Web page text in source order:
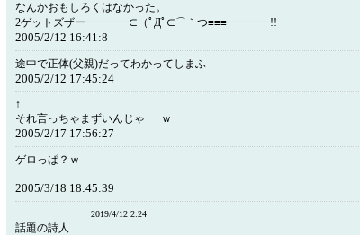
なんかおもしろくはなかった。
2ゲットズザー━━━━⊂（ﾟДﾟ⊂⌒｀つ≡≡≡━━━━!!
2005/2/12 16:41:8
途中で正体(父親)だってわかってしまふ
2005/2/12 17:45:24
↑
それ言っちゃまずいんじゃ･･･ｗ
2005/2/17 17:56:27
ゲロっぱ？ｗ
2005/3/18 18:45:39
2019/4/12 2:24
話題の詩人